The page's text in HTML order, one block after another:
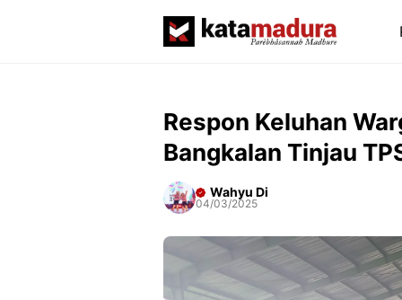
Respon Keluhan
Bangkalan Tinjau
Wahyu Di
04/03/2025